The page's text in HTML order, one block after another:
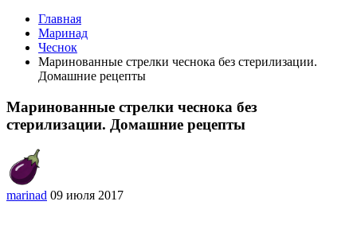
Главная
Маринад
Чеснок
Маринованные стрелки чеснока без стерилизации.
Домашние рецепты
Маринованные стрелки чеснока без
стерилизации. Домашние рецепты
marinad 09 июля 2017